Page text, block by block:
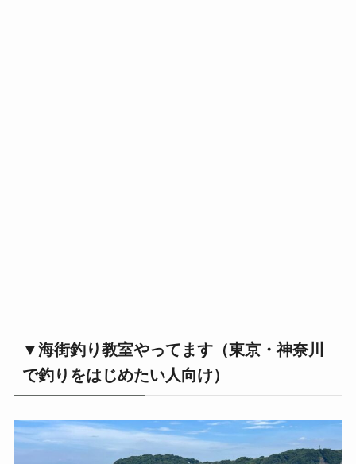
▼海街釣り教室やってます（東京・神奈川
で釣りをはじめたい人向け）